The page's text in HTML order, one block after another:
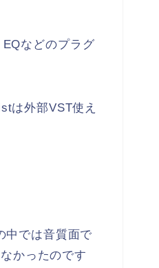
などのプラグ
は外部VST使え
中では音質面で
かったのです